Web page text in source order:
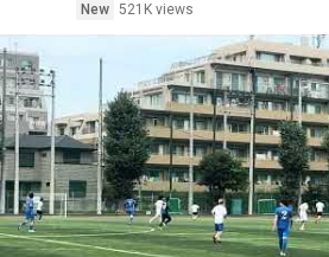
New 521K views